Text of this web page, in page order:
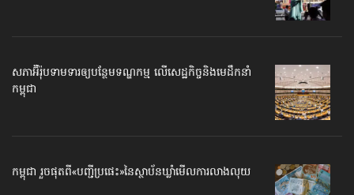
សភាអ៊ឺរ៉ុបទាមទារ​ឲ្យបន្ថែម​ទណ្ឌកម្ម លើសេដ្ឋកិច្ច​និងមេដឹកនាំ
កម្ពុជា
កម្ពុជា រួចផុតពី«បញ្ជីប្រផេះ»​នៃស្ថាប័ន​ឃ្លាំមើល​ការលាងលុយ